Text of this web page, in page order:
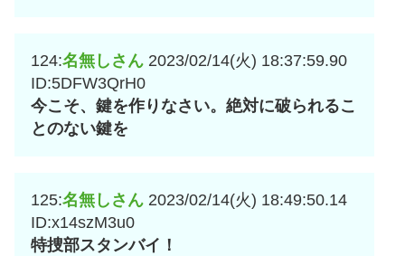
124:名無しさん 2023/02/14(火) 18:37:59.90
ID:5DFW3QrH0
今こそ、鍵を作りなさい。絶対に破られるこ
とのない鍵を
125:名無しさん 2023/02/14(火) 18:49:50.14
ID:x14szM3u0
特捜部スタンバイ！